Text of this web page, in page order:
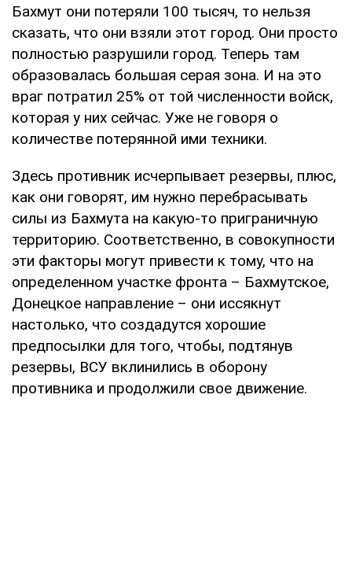
Бахмут они потеряли 100 тысяч, то нельзя
сказать, что они взяли этот город. Они просто
полностью разрушили город. Теперь там
образовалась большая серая зона. И на это
враг потратил 25% от той численности войск,
которая у них сейчас. Уже не говоря о
количестве потерянной ими техники.
Здесь противник исчерпывает резервы, плюс,
как они говорят, им нужно перебрасывать
силы из Бахмута на какую-то приграничную
территорию. Соответственно, в совокупности
эти факторы могут привести к тому, что на
определенном участке фронта – Бахмутское,
Донецкое направление – они иссякнут
настолько, что создадутся хорошие
предпосылки для того, чтобы, подтянув
резервы, ВСУ вклинились в оборону
противника и продолжили свое движение.